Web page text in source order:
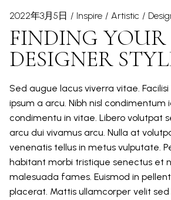
2022年3月5日 Inspire Artistic
FINDING YOUR
DESIGNER
Sed augue lacus viverra vitae.
ipsum a arcu. Nibh nisl condimentum
condimentu in vitae. Libero volutpat
arcu dui vivamus arcu. Nulla at
venenatis tellus in metus vulputate.
habitant morbi tristique senectus et
malesuada fames. Euismod in
placerat. Mattis ullamcorper velit